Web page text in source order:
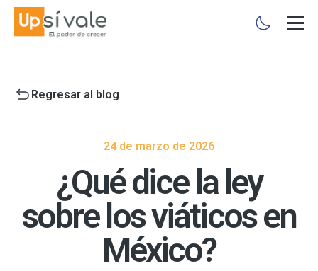
Regresar al blog
24 de marzo de 2026
¿Qué dice la ley
sobre los viáticos en
México?